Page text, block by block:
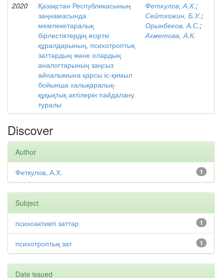
2020
Қазақстан Республикасының
заңнамасында
мемлекетаралық
бірлестіктердің есірткі
құралдарының, психотроптық
заттардың және олардың
аналогтарының заңсыз
айналымына қарсы іс-қимыл
бойынша халықаралық-
құқықтық актілерін пайдалану
туралы
Феткулов, А.Х.;
Сейтхожин, Б.У.;
Орынбеков, А.С.;
Ахметова, А.К.
Discover
Author
1
Феткулов, А.Х.
Subject
1
психоактивті заттар
1
психотроптық зат
Date issued